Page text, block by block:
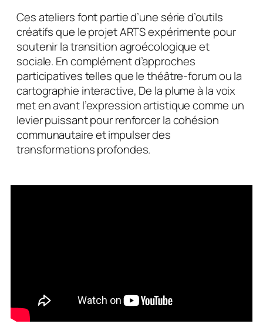
Ces ateliers font partie d’une série d’outils
créatifs que le projet ARTS expérimente pour
soutenir la transition agroécologique et
sociale. En complément d’approches
participatives telles que le théâtre-forum ou la
cartographie interactive, De la plume à la voix
met en avant l’expression artistique comme un
levier puissant pour renforcer la cohésion
communautaire et impulser des
transformations profondes.